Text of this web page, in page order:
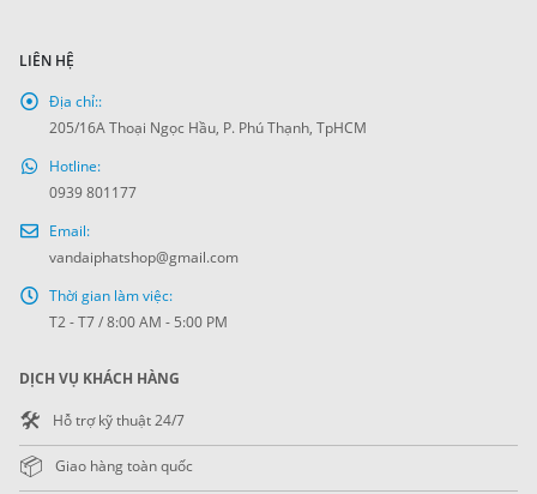
LIÊN HỆ
Địa chỉ::
205/16A Thoại Ngọc Hầu, P. Phú Thạnh, TpHCM
Hotline:
0939 801177
Email:
vandaiphatshop@gmail.com
Thời gian làm việc:
T2 - T7 / 8:00 AM - 5:00 PM
DỊCH VỤ KHÁCH HÀNG
🛠️ Hỗ trợ kỹ thuật 24/7
📦 Giao hàng toàn quốc